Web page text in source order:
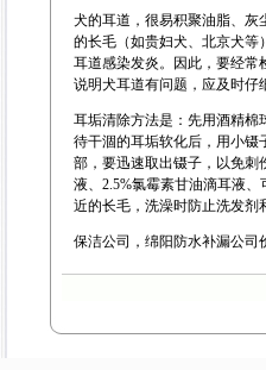
犬的耳道，很易积聚油脂、灰
的长毛（如贵妇犬、北京犬等
耳道感染发炎。因此，要经常
说明犬耳道有问题，应及时仔
耳垢清除方法是：先用酒精棉
待干涸的耳垢软化后，用小镊
部，要迅速取出镊子，以免刺
液、2.5%氯霉素甘油滴耳液
近的长毛，洗澡时防止洗发剂
保洁公司，绵阳防水补漏公司